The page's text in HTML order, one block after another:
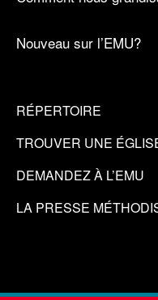
Nouveau sur l’EMU?
RÉPERTOIRE
TROUVER UNE
DEMANDEZ À L’EMU
LA PRESSE